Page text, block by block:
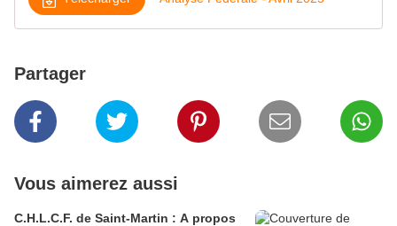
Partager
Vous aimerez aussi
C.H.L.C.F. de Saint-Martin : A propos